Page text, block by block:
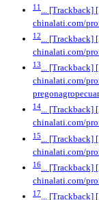
11
...
chinalati.com/
12
...
chinalati.com/
13... [Trackback]
chinalati.com/
14... [Trackback]
chinalati.com/
15
...
chinalati.com/
16... [Trackback]
chinalati.com/
17... [Trackback]